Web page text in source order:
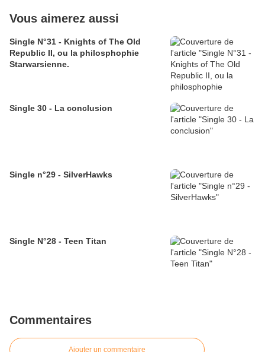
Vous aimerez aussi
Single N°31 - Knights of The Old
Republic II, ou la philosphophie
Starwarsienne.
Single 30 - La conclusion
Single n°29 - SilverHawks
Single N°28 - Teen Titan
Commentaires
Ajouter un commentaire